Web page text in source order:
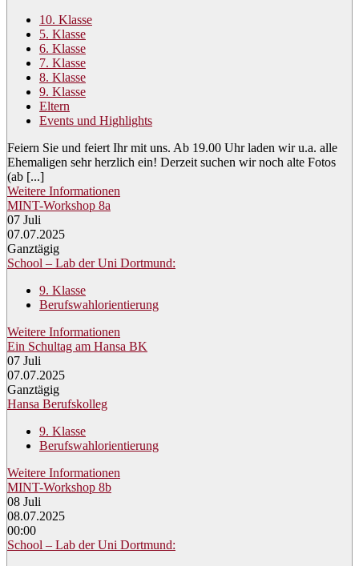
10. Klasse
5. Klasse
6. Klasse
7. Klasse
8. Klasse
9. Klasse
Eltern
Events und Highlights
Feiern Sie und feiert Ihr mit uns. Ab 19.00 Uhr laden wir u.a. alle
Ehemaligen sehr herzlich ein! Derzeit suchen wir noch alte Fotos
(ab [...]
Weitere Informationen
MINT-Workshop 8a
07 Juli
07.07.2025
Ganztägig
School – Lab der Uni Dortmund:
9. Klasse
Berufswahlorientierung
Weitere Informationen
Ein Schultag am Hansa BK
07 Juli
07.07.2025
Ganztägig
Hansa Berufskolleg
9. Klasse
Berufswahlorientierung
Weitere Informationen
MINT-Workshop 8b
08 Juli
08.07.2025
00:00
School – Lab der Uni Dortmund: